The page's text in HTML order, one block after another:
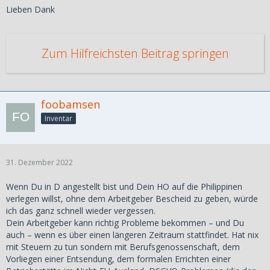
Lieben Dank
Zum Hilfreichsten Beitrag springen
foobamsen
Inventar
31. Dezember 2022
Wenn Du in D angestellt bist und Dein HO auf die Philippinen
verlegen willst, ohne dem Arbeitgeber Bescheid zu geben, würde
ich das ganz schnell wieder vergessen.
Dein Arbeitgeber kann richtig Probleme bekommen – und Du
auch – wenn es über einen längeren Zeitraum stattfindet. Hat nix
mit Steuern zu tun sondern mit Berufsgenossenschaft, dem
Vorliegen einer Entsendung, dem formalen Errichten einer